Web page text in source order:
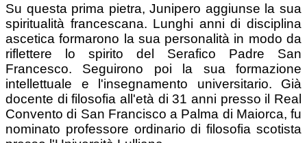
Su questa prima pietra, Junipero aggiunse la sua
spiritualità francescana. Lunghi anni di disciplina
ascetica formarono la sua personalità in modo da
riflettere lo spirito del Serafico Padre San
Francesco. Seguirono poi la sua formazione
intellettuale e l'insegnamento universitario. Già
docente di filosofia all'età di 31 anni presso il Real
Convento di San Francisco a Palma di Maiorca, fu
nominato professore ordinario di filosofia scotista